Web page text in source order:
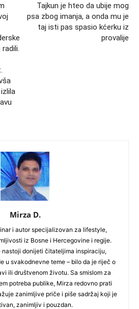
Tajkun je hteo da ubije mog
psa zbog imanja, a onda mu je
taj isti pas spasio kćerku iz
provalije
Mirza D.
i autor specijalizovan za lifestyle,
iz Bosne i Hercegovine i regije.
donijeti čitateljima inspiraciju,
u svakodnevne teme – bilo da je riječ o
ili društvenom životu. Sa smislom za
potreba publike, Mirza redovno prati
zanimljive priče i piše sadržaj koji je
zanimljiv i pouzdan.